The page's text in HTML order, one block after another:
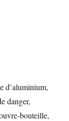
d’aluminium,
danger,
bouteille,